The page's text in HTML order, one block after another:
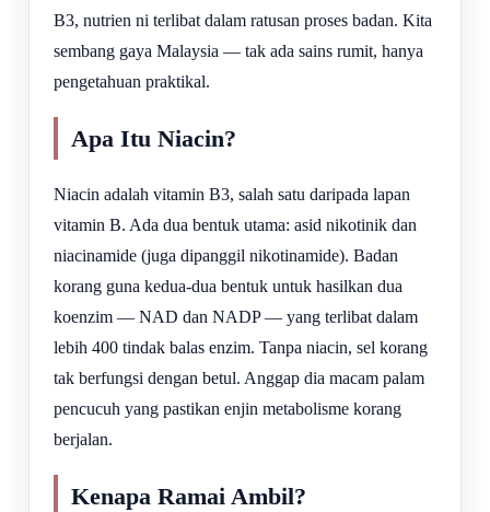
B3, nutrien ni terlibat dalam ratusan proses badan. Kita
sembang gaya Malaysia — tak ada sains rumit, hanya
pengetahuan praktikal.
Apa Itu Niacin?
Niacin adalah vitamin B3, salah satu daripada lapan
vitamin B. Ada dua bentuk utama: asid nikotinik dan
niacinamide (juga dipanggil nikotinamide). Badan
korang guna kedua-dua bentuk untuk hasilkan dua
koenzim — NAD dan NADP — yang terlibat dalam
lebih 400 tindak balas enzim. Tanpa niacin, sel korang
tak berfungsi dengan betul. Anggap dia macam palam
pencucuh yang pastikan enjin metabolisme korang
berjalan.
Kenapa Ramai Ambil?